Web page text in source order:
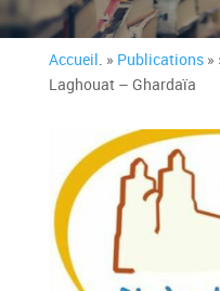
Accueil. » Publications»
Laghouat – Ghardaïa